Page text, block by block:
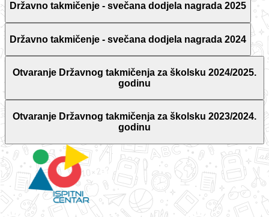
Državno takmičenje - svečana dodjela nagrada 2025
Državno takmičenje - svečana dodjela nagrada 2024
Otvaranje Državnog takmičenja za školsku 2024/2025.
godinu
Otvaranje Državnog takmičenja za školsku 2023/2024.
godinu